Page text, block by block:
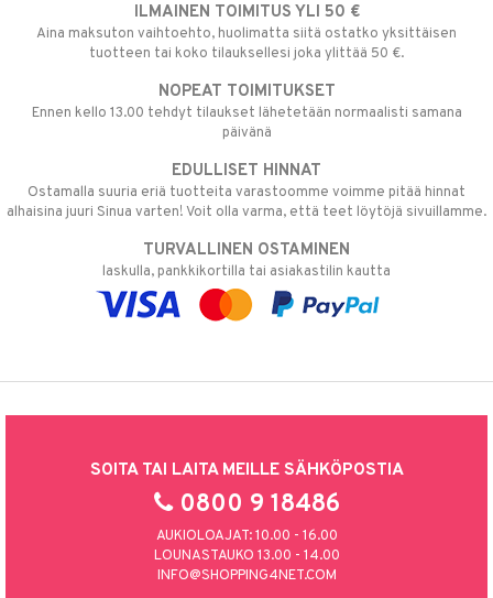
ILMAINEN TOIMITUS YLI 50 €
Aina maksuton vaihtoehto, huolimatta siitä ostatko yksittäisen
tuotteen tai koko tilauksellesi joka ylittää 50 €.
NOPEAT TOIMITUKSET
Ennen kello 13.00 tehdyt tilaukset lähetetään normaalisti samana
päivänä
EDULLISET HINNAT
Ostamalla suuria eriä tuotteita varastoomme voimme pitää hinnat
alhaisina juuri Sinua varten! Voit olla varma, että teet löytöjä sivuillamme.
TURVALLINEN OSTAMINEN
laskulla, pankkikortilla tai asiakastilin kautta
SOITA TAI LAITA MEILLE SÄHKÖPOSTIA
0800 9 18486
AUKIOLOAJAT: 10.00 - 16.00
LOUNASTAUKO 13.00 - 14.00
INFO@SHOPPING4NET.COM